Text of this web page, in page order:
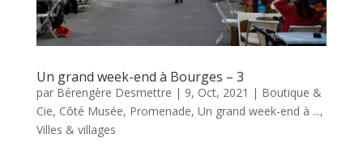
Un grand week-end à Bourges – 3
par Bérengère Desmettre | 9, Oct, 2021 | Boutique &
Cie, Côté Musée, Promenade, Un grand week-end à ...,
Villes & villages